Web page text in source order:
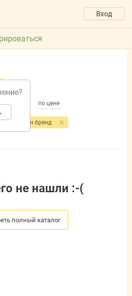
Вход
по цене
: _Не указан бренд
не нашли :-(
полный каталог